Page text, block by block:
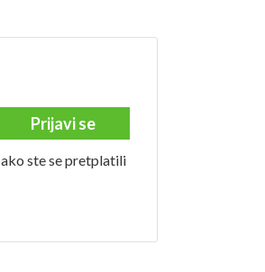
Prijavi se
ako ste se pretplatili